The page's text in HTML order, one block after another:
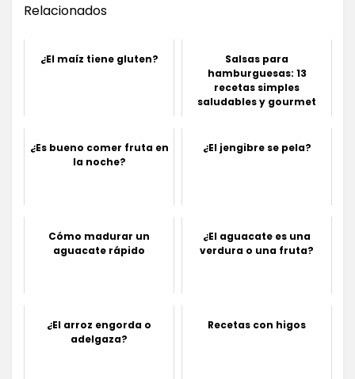
Relacionados
¿El maíz tiene gluten?
Salsas para
hamburguesas: 13
recetas simples
saludables y gourmet
¿Es bueno comer fruta en
la noche?
¿El jengibre se pela?
Cómo madurar un
aguacate rápido
¿El aguacate es una
verdura o una fruta?
¿El arroz engorda o
adelgaza?
Recetas con higos